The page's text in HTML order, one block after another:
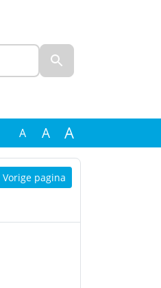
A A A
Vorige pagina